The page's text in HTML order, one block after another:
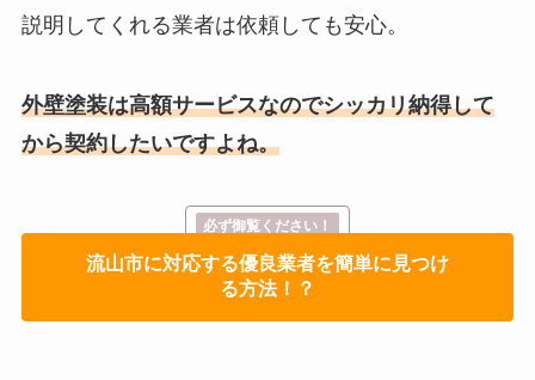
説明してくれる業者は依頼しても安心。
外壁塗装は高額サービスなのでシッカリ納得して
から契約したいですよね。
必ず御覧ください！
流山市に対応する優良業者を簡単に見つけ
る方法！？